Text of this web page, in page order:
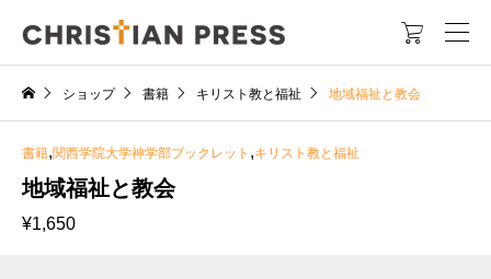

ショップ 書籍 キリスト教と福祉 地域福祉と教会
書籍,関西学院大学神学部ブックレット ,キリスト教と福祉
地域福祉と教会
¥1,650